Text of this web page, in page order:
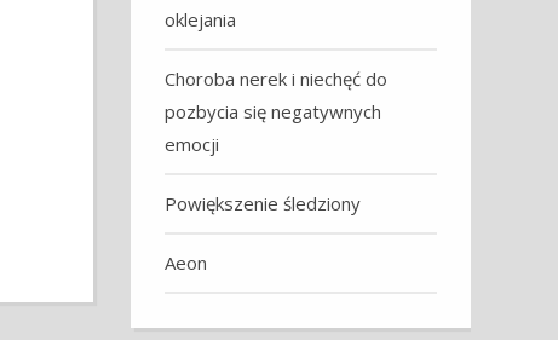
oklejania
Choroba nerek i niechęć do
pozbycia się negatywnych
emocji
Powiększenie śledziony
Aeon